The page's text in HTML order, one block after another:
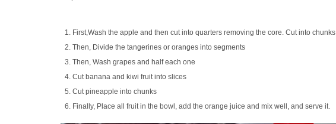
First,Wash the apple and then cut into quarters removing the core. Cut into chunks
Then, Divide the tangerines or oranges into segments
Then, Wash grapes and half each one
Cut banana and kiwi fruit into slices
Cut pineapple into chunks
Finally, Place all fruit in the bowl, add the orange juice and mix well, and serve it.